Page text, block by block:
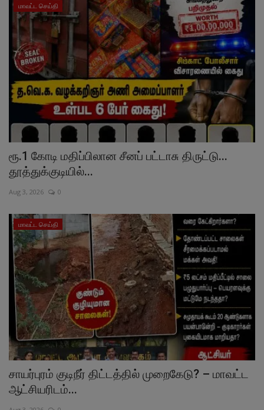
மாவட்ட செய்தி
ரூ.1 கோடி மதிப்பிலான சீனப் பட்டாசு திருட்டு...
தூத்துக்குடியில்...
Aug 3, 2026 0
மாவட்ட செய்தி
சாயர்புரம் குடிநீர் திட்டத்தில் முறைகேடு? – மாவட்ட
ஆட்சியரிடம்...